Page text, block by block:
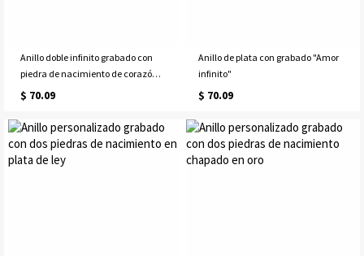
Anillo doble infinito grabado con
piedra de nacimiento de corazón
bañado en oro
$ 70.09
Anillo de plata con grabado "Amor
infinito"
$ 70.09